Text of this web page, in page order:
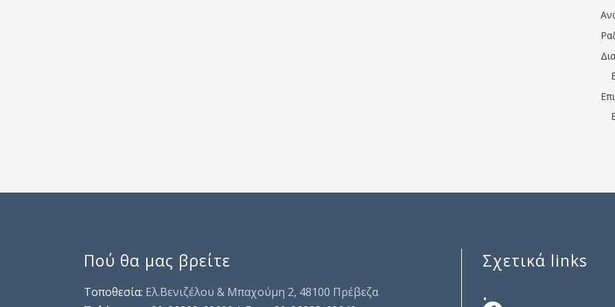
Πού θα μας βρείτε
Τοποθεσία: Ελ.Βενιζέλου & Μπαχούμη 2, 48100 Πρέβεζα
Σχετικά links
.